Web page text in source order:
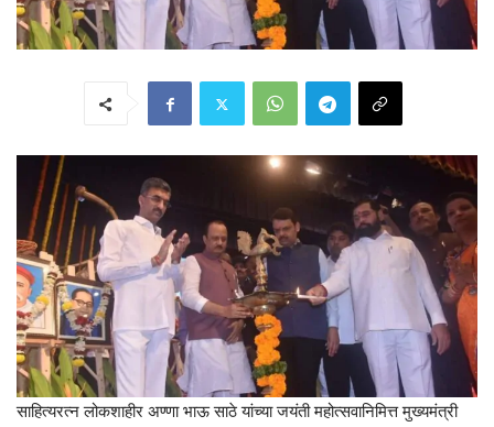
साहित्यरत्न लोकशाहीर अण्णा भाऊ साठे यांच्या जयंती महोत्सवानिमित्त मुख्यमंत्री